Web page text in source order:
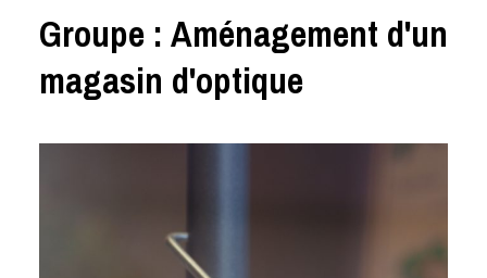
Groupe :Aménagement d'un
magasin d'optique